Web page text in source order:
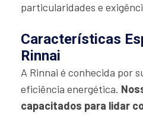
particularidades e
Características
Rinnai
A Rinnai é conhecida por
eficiência energética.
capacitados para lidar